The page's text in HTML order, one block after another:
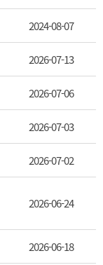
2024-08-07
2026-07-13
2026-07-06
2026-07-03
2026-07-02
2026-06-24
2026-06-18